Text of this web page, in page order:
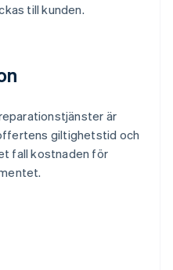
till kunden.
är
giltighetstid och
fall kostnaden för